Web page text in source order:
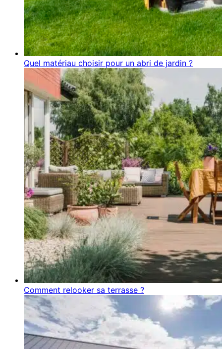
Quel matériau choisir pour un abri de jardin ?
Comment relooker sa terrasse ?